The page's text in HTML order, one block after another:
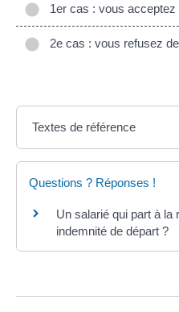
1er cas : vous acceptez
2e cas : vous refusez
Textes de référence
Questions ? Réponses !
Un salarié qui part à la
indemnité de départ ?